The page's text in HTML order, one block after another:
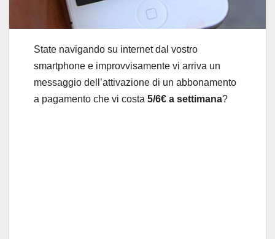
State navigando su internet dal vostro
smartphone e improvvisamente vi arriva un
messaggio dell’attivazione di un abbonamento
a pagamento che vi costa 5/6€ a settimana?